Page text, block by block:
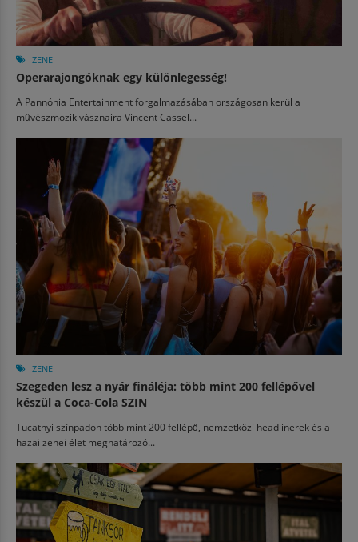
ZENE
Operarajongóknak egy különlegesség!
A Pannónia Entertainment forgalmazásában országosan kerül a
művészmozik vásznaira Vincent Cassel...
ZENE
Szegeden lesz a nyár fináléja: több mint 200 fellépővel
készül a Coca-Cola SZIN
Tucatnyi színpadon több mint 200 fellépő, nemzetközi headlinerek és a
hazai zenei élet meghatározó...